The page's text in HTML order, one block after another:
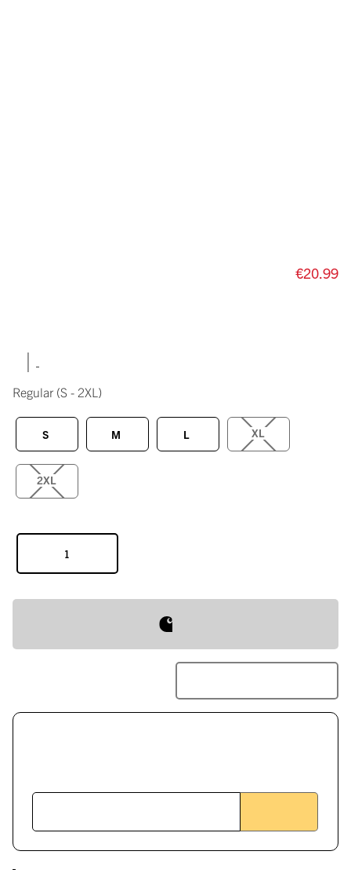
€20.99
|
Regular (S - 2XL)
S M L XL
2XL